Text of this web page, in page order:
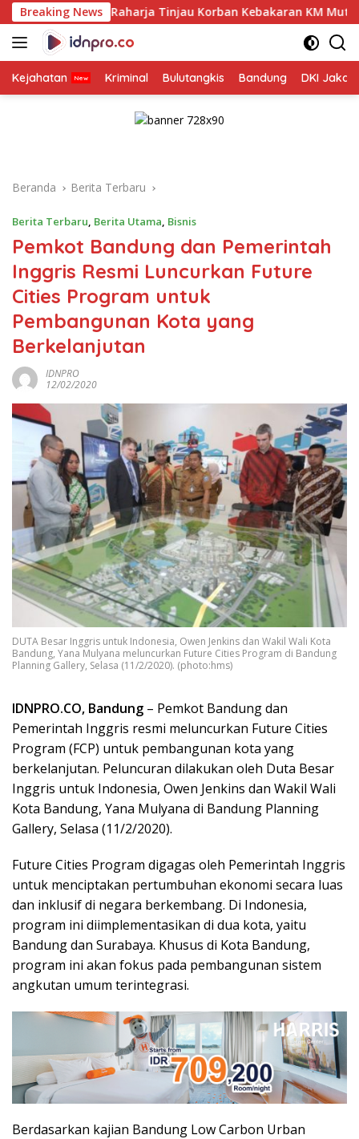
Langsung
ke
konten
Breaking News
Tinjau Korban Kebakaran KM Mutiara Sentosa II
Kejahatan Kriminal Bulutangkis Bandung DKI
Beranda Berita Terbaru
Berita Terbaru, Berita Utama, Bisnis
Pemkot Bandung dan Pemerintah
Inggris Resmi Luncurkan Future
Cities Program untuk
Pembangunan Kota yang
Berkelanjutan
IDNPRO
12/02/2020
DUTA Besar Inggris untuk Indonesia, Owen Jenkins dan Wakil Wali Kota
Bandung, Yana Mulyana meluncurkan Future Cities Program di Bandung
Planning Gallery, Selasa (11/2/2020). (photo:hms)
IDNPRO.CO, Bandung – Pemkot Bandung dan
Pemerintah Inggris resmi meluncurkan Future Cities
Program (FCP) untuk pembangunan kota yang
berkelanjutan. Peluncuran dilakukan oleh Duta Besar
Inggris untuk Indonesia, Owen Jenkins dan Wakil Wali
Kota Bandung, Yana Mulyana di Bandung Planning
Gallery, Selasa (11/2/2020).
Future Cities Program digagas oleh Pemerintah Inggris
untuk menciptakan pertumbuhan ekonomi secara luas
dan inklusif di negara berkembang. Di Indonesia,
program ini diimplementasikan di dua kota, yaitu
Bandung dan Surabaya. Khusus di Kota Bandung,
program ini akan fokus pada pembangunan sistem
angkutan umum terintegrasi.
Berdasarkan kajian Bandung Low Carbon Urban